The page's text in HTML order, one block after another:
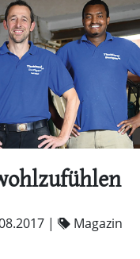
| Magazin